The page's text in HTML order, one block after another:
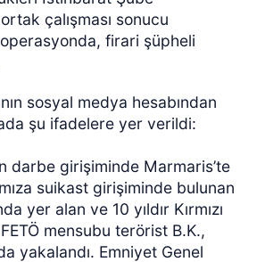
çalışması sonucu
firari şüpheli
sosyal medya hesabından
şu ifadelere yer verildi:
darbe girişiminde Marmaris’te
suikast girişiminde bulunan
yer alan ve 10 yıldır Kırmızı
mensubu terörist B.K.,
yakalandı. Emniyet Genel